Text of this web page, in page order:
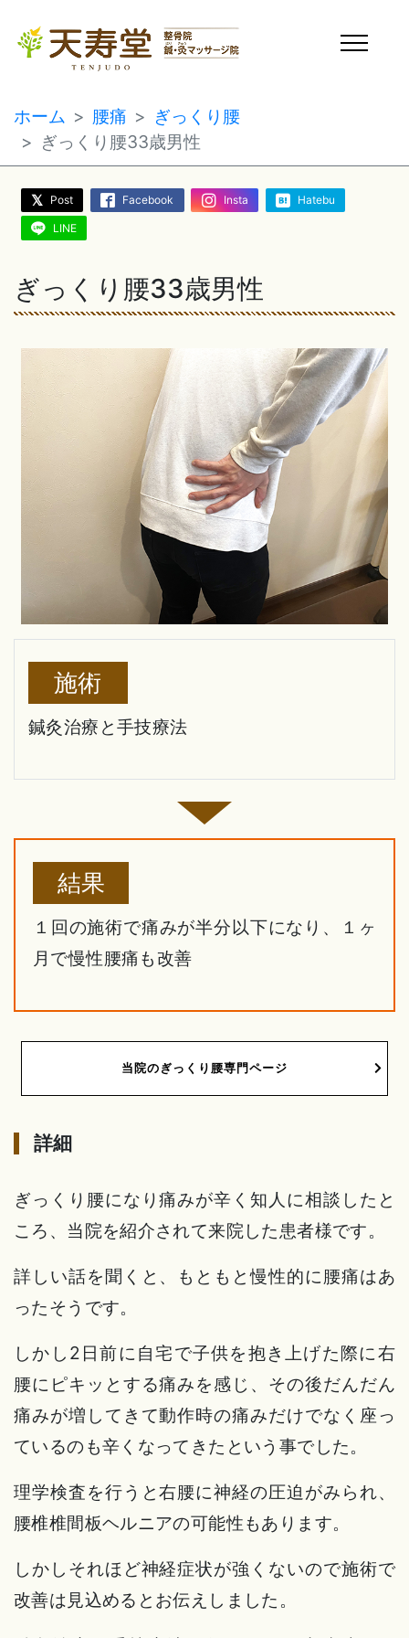
ホーム 腰痛
ぎっくり腰
ぎっくり腰33歳男性
Post Facebook Insta Hatebu
LINE
ぎっくり腰33歳男性
施術
鍼灸治療と手技療法
結果
１回の施術で痛みが半分以下になり、１ヶ
月で慢性腰痛も改善
当院のぎっくり腰専門ページ
詳細
ぎっくり腰になり痛みが辛く知人に相談したと
ころ、当院を紹介されて来院した患者様です。
詳しい話を聞くと、もともと慢性的に腰痛はあ
ったそうです。
しかし2日前に自宅で子供を抱き上げた際に右
腰にピキッとする痛みを感じ、その後だんだん
痛みが増してきて動作時の痛みだけでなく座っ
ているのも辛くなってきたという事でした。
理学検査を行うと右腰に神経の圧迫がみられ、
腰椎椎間板ヘルニアの可能性もあります。
しかしそれほど神経症状が強くないので施術で
改善は見込めるとお伝えしました。